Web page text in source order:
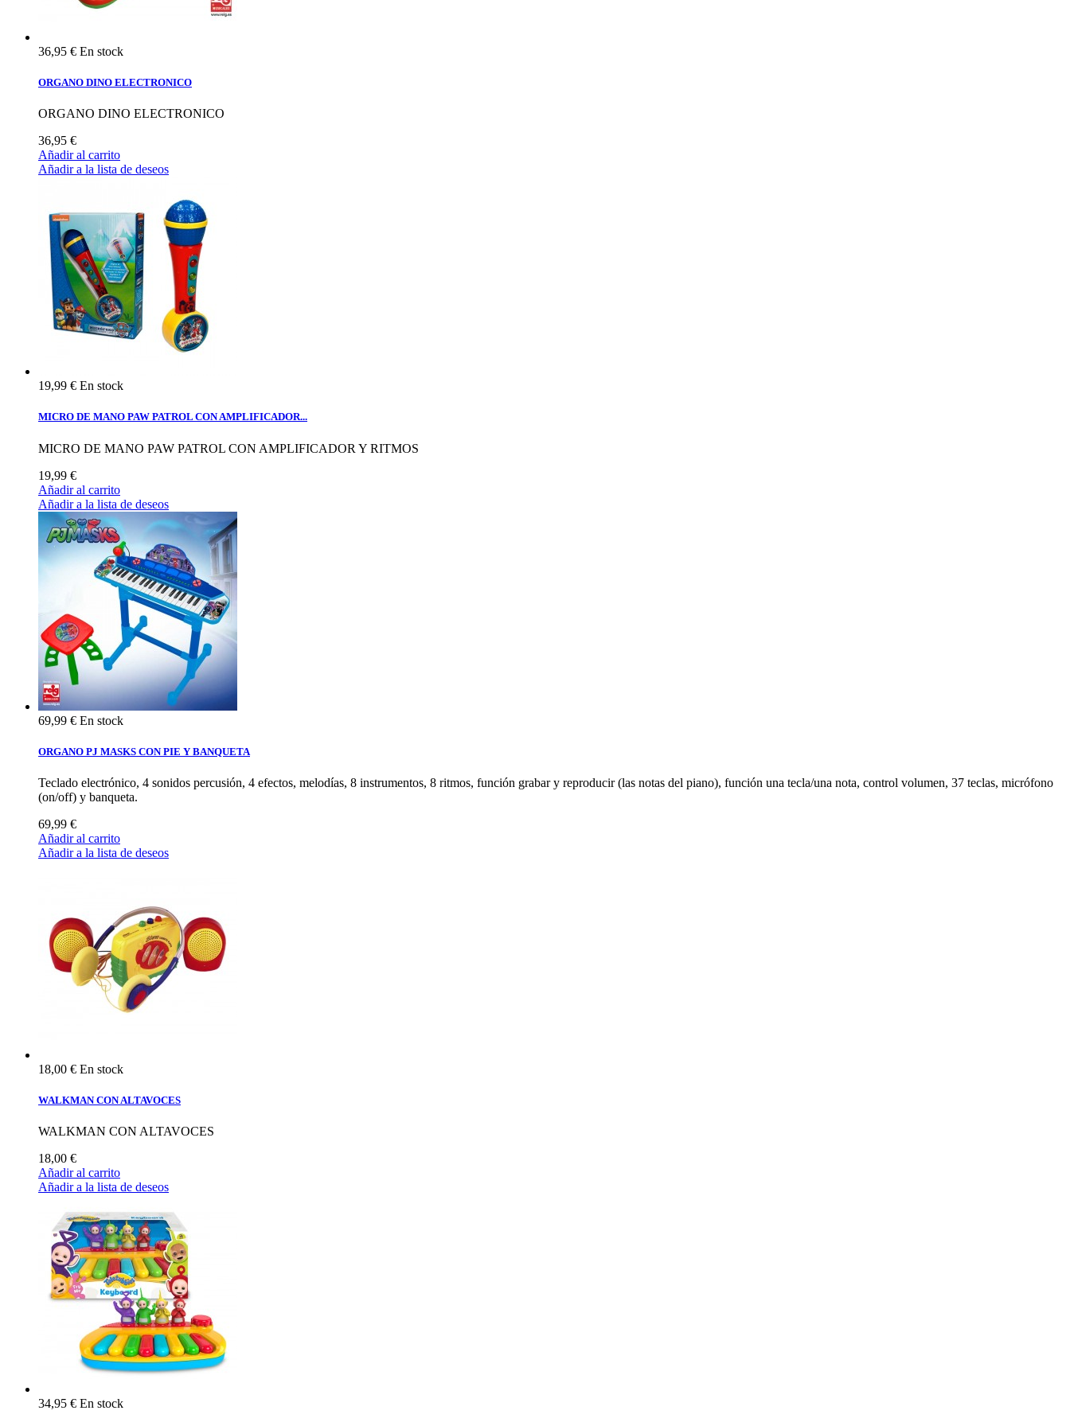
36,95 € En stock
ORGANO DINO ELECTRONICO
ORGANO DINO ELECTRONICO
36,95 €
Añadir al carrito
Añadir a la lista de deseos
19,99 € En stock
MICRO DE MANO PAW PATROL CON AMPLIFICADOR...
MICRO DE MANO PAW PATROL CON AMPLIFICADOR Y RITMOS
19,99 €
Añadir al carrito
Añadir a la lista de deseos
69,99 € En stock
ORGANO PJ MASKS CON PIE Y BANQUETA
Teclado electrónico, 4 sonidos percusión, 4 efectos, melodías, 8 instrumentos, 8 ritmos, función grabar y reproducir (las notas del piano), función una tecla/una nota, control volumen, 37 teclas, micrófono
(on/off) y banqueta.
69,99 €
Añadir al carrito
Añadir a la lista de deseos
18,00 € En stock
WALKMAN CON ALTAVOCES
WALKMAN CON ALTAVOCES
18,00 €
Añadir al carrito
Añadir a la lista de deseos
34,95 € En stock